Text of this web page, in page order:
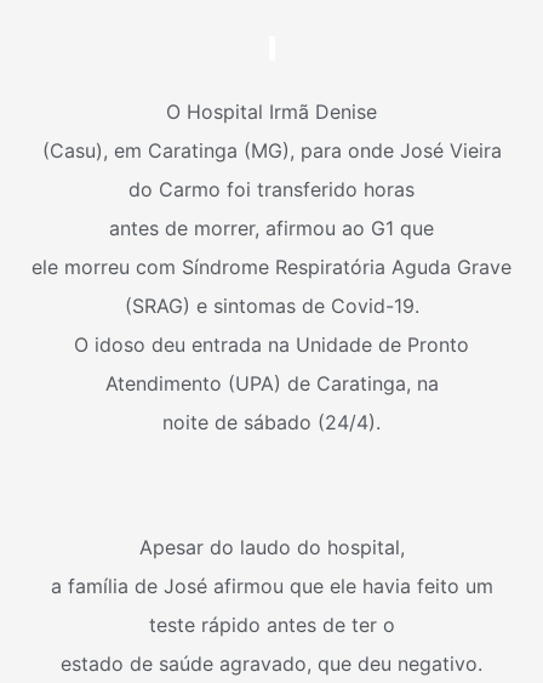
O Hospital Irmã Denise
(Casu), em Caratinga (MG), para onde José Vieira
do Carmo foi transferido horas
antes de morrer, afirmou ao G1 que
ele morreu com Síndrome Respiratória Aguda Grave
(SRAG) e sintomas de Covid-19.
O idoso deu entrada na Unidade de Pronto
Atendimento (UPA) de Caratinga, na
noite de sábado (24/4).
Apesar do laudo do hospital,
a família de José afirmou que ele havia feito um
teste rápido antes de ter o
estado de saúde agravado, que deu negativo.